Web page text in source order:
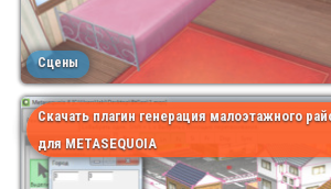
Сцены
Скачать плагин генерация малоэтажного
для METASEQUOIA